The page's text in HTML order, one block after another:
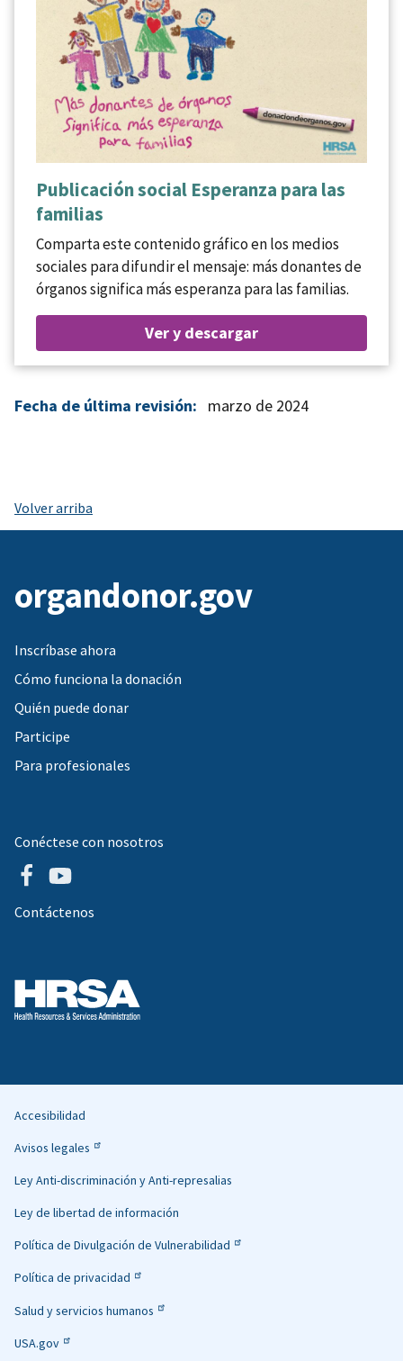
Publicación social Esperanza para las
familias
Comparta este contenido gráfico en los medios
sociales para difundir el mensaje: más donantes de
órganos significa más esperanza para las familias.
Ver y descargar
Fecha de última revisión: marzo de 2024
Volver arriba
organdonor.gov
Inscríbase ahora
Cómo funciona la donación
Quién puede donar
Participe
Para profesionales
Conéctese con nosotros
Contáctenos
Helpful
Links
Accesibilidad
Avisos legales
Ley Anti-discriminación y Anti-represalias
Ley de libertad de información
Política de Divulgación de Vulnerabilidad
Política de privacidad
Salud y servicios humanos
USA.gov